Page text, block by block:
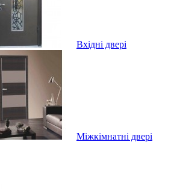
Вхідні двері
Міжкімнатні двері